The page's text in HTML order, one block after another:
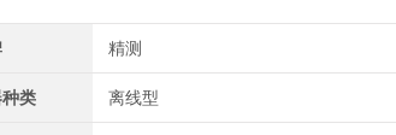
精测
类 离线型